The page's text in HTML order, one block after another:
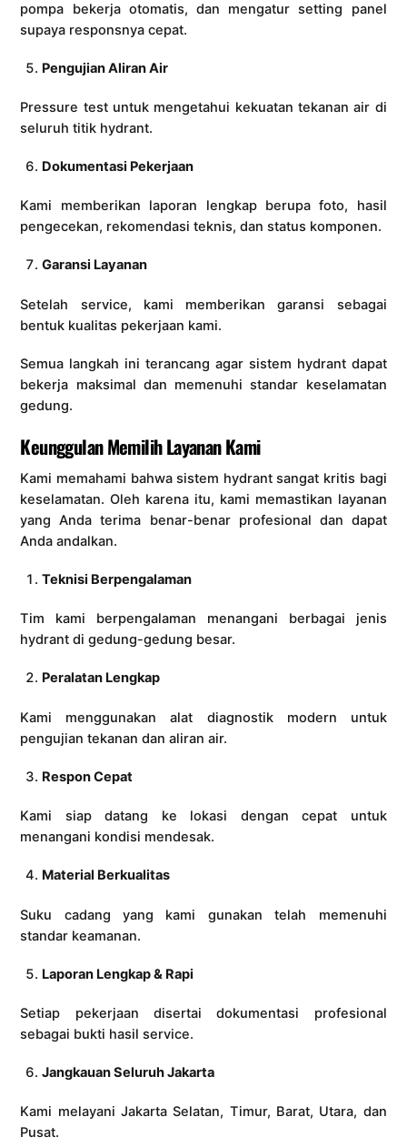
pompa bekerja otomatis, dan mengatur setting panel
supaya responsnya cepat.
Pengujian Aliran Air
Pressure test untuk mengetahui kekuatan tekanan air di
seluruh titik hydrant.
Dokumentasi Pekerjaan
Kami memberikan laporan lengkap berupa foto, hasil
pengecekan, rekomendasi teknis, dan status komponen.
Garansi Layanan
Setelah service, kami memberikan garansi sebagai
bentuk kualitas pekerjaan kami.
Semua langkah ini terancang agar sistem hydrant dapat
bekerja maksimal dan memenuhi standar keselamatan
gedung.
Keunggulan Memilih Layanan Kami
Kami memahami bahwa sistem hydrant sangat kritis bagi
keselamatan. Oleh karena itu, kami memastikan layanan
yang Anda terima benar-benar profesional dan dapat
Anda andalkan.
Teknisi Berpengalaman
Tim kami berpengalaman menangani berbagai jenis
hydrant di gedung-gedung besar.
Peralatan Lengkap
Kami menggunakan alat diagnostik modern untuk
pengujian tekanan dan aliran air.
Respon Cepat
Kami siap datang ke lokasi dengan cepat untuk
menangani kondisi mendesak.
Material Berkualitas
Suku cadang yang kami gunakan telah memenuhi
standar keamanan.
Laporan Lengkap & Rapi
Setiap pekerjaan disertai dokumentasi profesional
sebagai bukti hasil service.
Jangkauan Seluruh Jakarta
Kami melayani Jakarta Selatan, Timur, Barat, Utara, dan
Pusat.